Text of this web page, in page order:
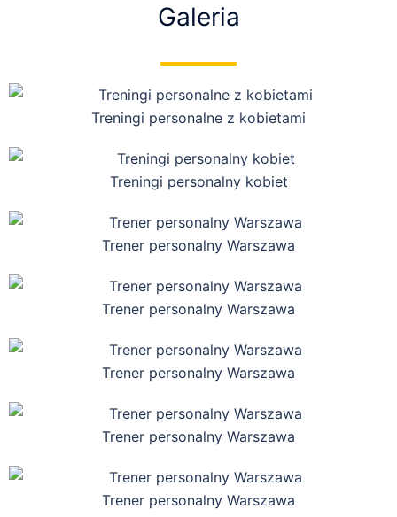
Galeria
Treningi personalne z kobietami
Treningi personalny kobiet
Trener personalny Warszawa
Trener personalny Warszawa
Trener personalny Warszawa
Trener personalny Warszawa
Trener personalny Warszawa